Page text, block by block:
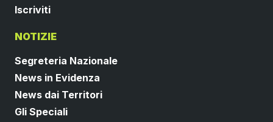
Iscriviti
NOTIZIE
Segreteria Nazionale
News in Evidenza
News dai Territori
Gli Speciali